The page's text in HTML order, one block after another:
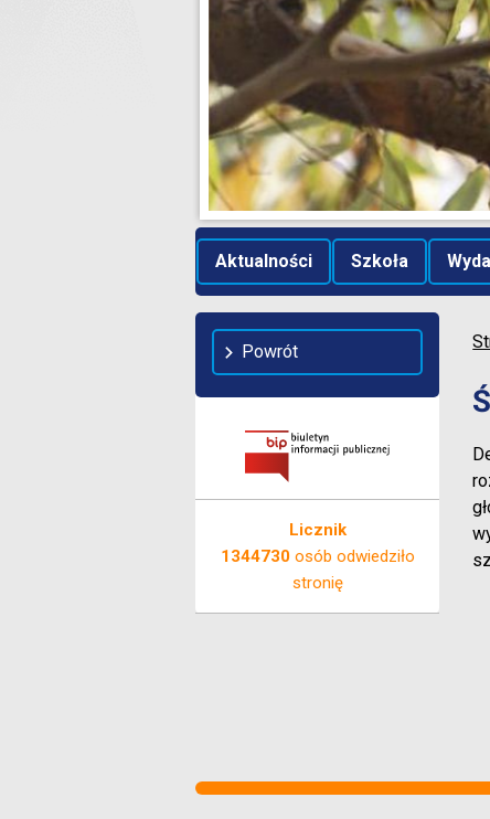
Aktualności Szkoła
Powrót
Licznik
1344730osób odwiedziło
stronię